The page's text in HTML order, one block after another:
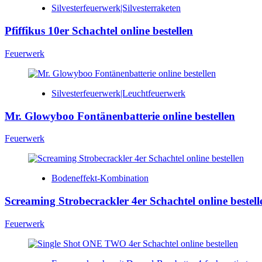
Silvesterfeuerwerk|Silvesterraketen
Pfiffikus 10er Schachtel online bestellen
Feuerwerk
Silvesterfeuerwerk|Leuchtfeuerwerk
Mr. Glowyboo Fontänenbatterie online bestellen
Feuerwerk
Bodeneffekt-Kombination
Screaming Strobecrackler 4er Schachtel online
Feuerwerk